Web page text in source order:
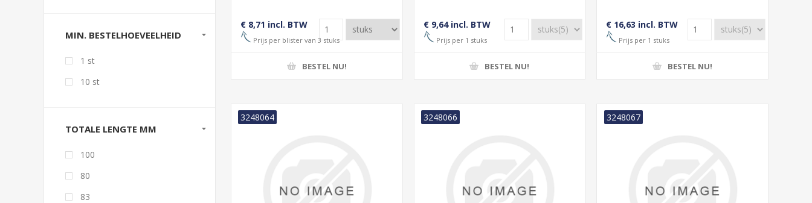
€ 8,71 incl. BTW
Prijs per blister van 3 stuks
BESTEL NU!
€ 9,64 incl. BTW
Prijs per 1 stuks
BESTEL NU!
€ 16,63 incl. BTW
Prijs per 1 stuks
BESTEL NU!
3248064 3248066 3248067
MIN. BESTELHOEVEELHEID
1 st
10 st
TOTALE LENGTE MM
100
80
83